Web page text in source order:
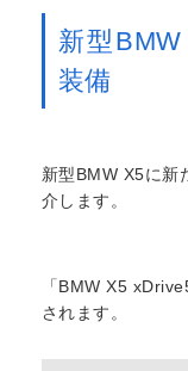
新型
装備
新型BMW X5に新
介します。
「BMW X5
されます。